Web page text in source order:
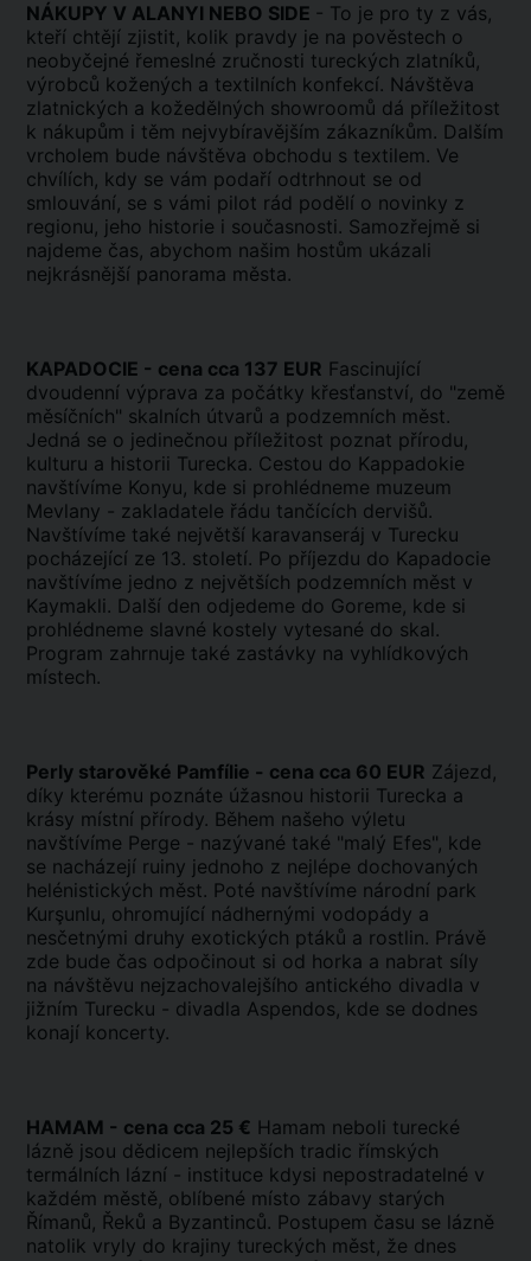
NÁKUPY V ALANYI NEBO SIDE - To je pro ty z vás,
kteří chtějí zjistit, kolik pravdy je na pověstech o
neobyčejné řemeslné zručnosti tureckých zlatníků,
výrobců kožených a textilních konfekcí. Návštěva
zlatnických a kožedělných showroomů dá příležitost
k nákupům i těm nejvybíravějším zákazníkům. Dalším
vrcholem bude návštěva obchodu s textilem. Ve
chvílích, kdy se vám podaří odtrhnout se od
smlouvání, se s vámi pilot rád podělí o novinky z
regionu, jeho historie i současnosti. Samozřejmě si
najdeme čas, abychom našim hostům ukázali
nejkrásnější panorama města.
KAPADOCIE - cena cca 137 EUR Fascinující
dvoudenní výprava za počátky křesťanství, do "země
měsíčních" skalních útvarů a podzemních měst.
Jedná se o jedinečnou příležitost poznat přírodu,
kulturu a historii Turecka. Cestou do Kappadokie
navštívíme Konyu, kde si prohlédneme muzeum
Mevlany - zakladatele řádu tančících dervišů.
Navštívíme také největší karavanseráj v Turecku
pocházející ze 13. století. Po příjezdu do Kapadocie
navštívíme jedno z největších podzemních měst v
Kaymakli. Další den odjedeme do Goreme, kde si
prohlédneme slavné kostely vytesané do skal.
Program zahrnuje také zastávky na vyhlídkových
místech.
Perly starověké Pamfílie - cena cca 60 EUR Zájezd,
díky kterému poznáte úžasnou historii Turecka a
krásy místní přírody. Během našeho výletu
navštívíme Perge - nazývané také "malý Efes", kde
se nacházejí ruiny jednoho z nejlépe dochovaných
helénistických měst. Poté navštívíme národní park
Kurşunlu, ohromující nádhernými vodopády a
nesčetnými druhy exotických ptáků a rostlin. Právě
zde bude čas odpočinout si od horka a nabrat síly
na návštěvu nejzachovalejšího antického divadla v
jižním Turecku - divadla Aspendos, kde se dodnes
konají koncerty.
HAMAM - cena cca 25 € Hamam neboli turecké
lázně jsou dědicem nejlepších tradic římských
termálních lázní - instituce kdysi nepostradatelné v
každém městě, oblíbené místo zábavy starých
Římanů, Řeků a Byzantinců. Postupem času se lázně
natolik vryly do krajiny tureckých měst, že dnes